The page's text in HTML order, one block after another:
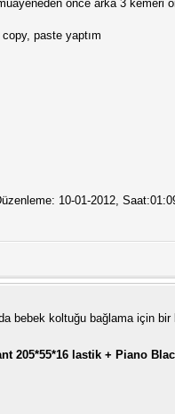
önce arka 3 kemeri
paste yaptım
10-01-2012,
bebek koltuğu bağlama için
lastik + Piano